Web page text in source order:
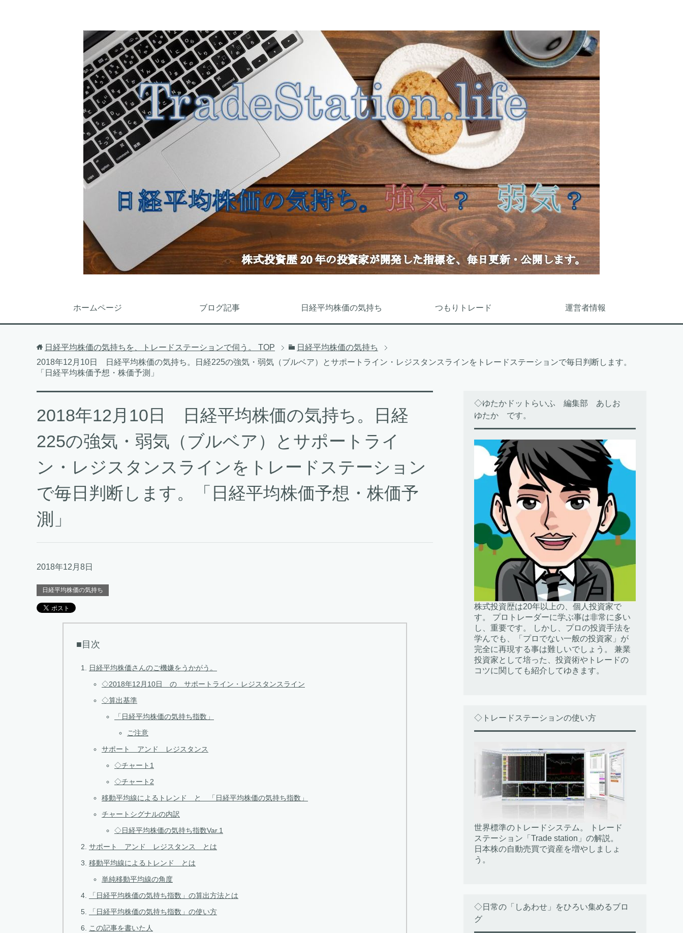
ホームページ ブログ記事 日経平均株価の気持ち つもりトレード 運営者情報
日経平均株価の気持ちを、トレードステーションで伺う。 TOP
日経平均株価の気持ち
2018年12月10日 日経平均株価の気持ち。日経225の強気・弱気（ブルベア）とサポートライン・レジスタンスラインをトレードステーションで毎日判断します。
「日経平均株価予想・株価予測」
2018年12月10日 日経平均株価の気持ち。日経
225の強気・弱気（ブルベア）とサポートライ
ン・レジスタンスラインをトレードステーション
で毎日判断します。「日経平均株価予想・株価予
測」
2018年12月8日
日経平均株価の気持ち
■目次
日経平均株価さんのご機嫌をうかがう。
◇2018年12月10日 の サポートライン・レジスタンスライン
◇算出基準
「日経平均株価の気持ち指数」
ご注意
サポート アンド レジスタンス
◇チャート1
◇チャート2
移動平均線によるトレンド と 「日経平均株価の気持ち指数」
チャートシグナルの内訳
◇日経平均株価の気持ち指数Var.1
サポート アンド レジスタンス とは
移動平均線によるトレンド とは
単純移動平均線の角度
「日経平均株価の気持ち指数」の算出方法とは
「日経平均株価の気持ち指数」の使い方
この記事を書いた人
◇ゆたかドットらいふ 編集部 あしお
ゆたか です。
株式投資歴は20年以上の、個人投資家で
す。 プロトレーダーに学ぶ事は非常に多い
し、重要です。 しかし、プロの投資手法を
学んでも、「プロでない一般の投資家」が
完全に再現する事は難しいでしょう。 兼業
投資家として培った、投資術やトレードの
コツに関しても紹介してゆきます。
◇トレードステーションの使い方
世界標準のトレードシステム。 トレード
ステーション「Trade station」の解説。
日本株の自動売買で資産を増やしましょ
う。
◇日常の「しあわせ」をひろい集めるブロ
グ